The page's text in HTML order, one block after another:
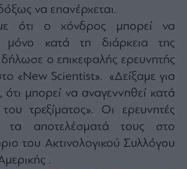
να επανέρχεται.
ότι ο χόνδρος μπορεί να
μόνο κατά τη διάρκεια της
ο επικεφαλής ερευνητής
«New Scientist». «Δείξαμε για
μπορεί να αναγεννηθεί κατά
τρεξίματος». Οι ερευνητές
τα αποτελέσματά τους στο
του Ακτινολογικού Συλλόγου
.